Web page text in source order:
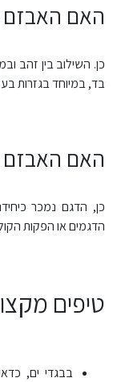
האם האבזם
כן. השילוב בין זהב
בד, במיוחד בגזרות
האם האבזם
כן, הדגם נמכר
הדגמים או הפקות
טיפים
בבגדי ים,